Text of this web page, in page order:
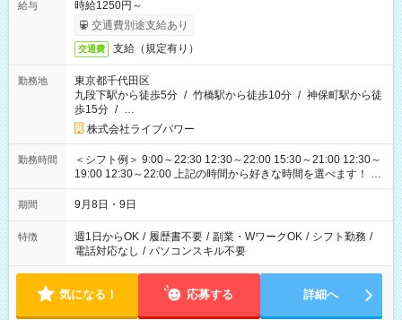
給与
時給1250円～
交通費別途支給あり
交通費 支給（規定有り）
勤務地
東京都千代田区
九段下駅から徒歩5分 / 竹橋駅から徒歩10分 / 神保町駅から徒
歩15分 / …
株式会社ライブパワー
勤務時間
＜シフト例＞ 9:00～22:30 12:30～22:00 15:30～21:00 12:30～
19:00 12:30～22:00 上記の時間から好きな時間を選べます！ ※
時間は変更となる可能性があります
期間 9月8日・9日
特徴 週1日からOK / 履歴書不要 / 副業・WワークOK / シフト勤務 /
電話対応なし / パソコンスキル不要
気になる！ 応募する 詳細へ